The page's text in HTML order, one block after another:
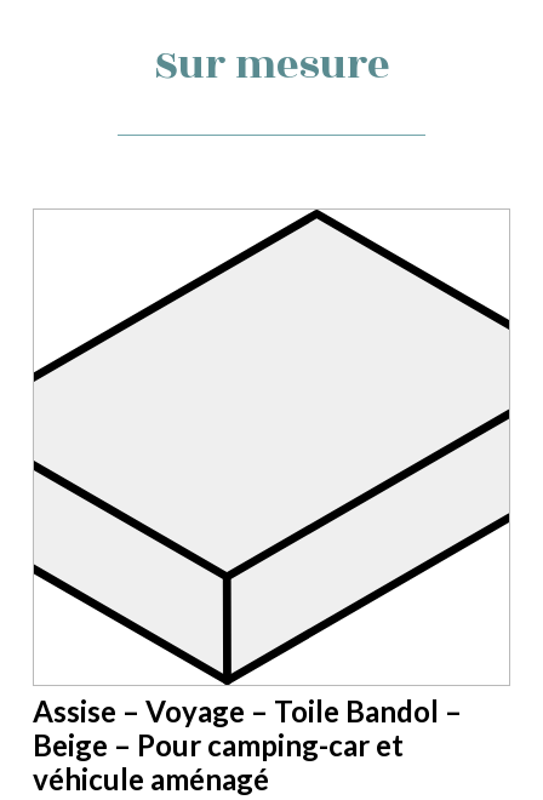
Sur mesure
Assise – Voyage – Toile Bandol –
Beige – Pour camping-car et
véhicule aménagé